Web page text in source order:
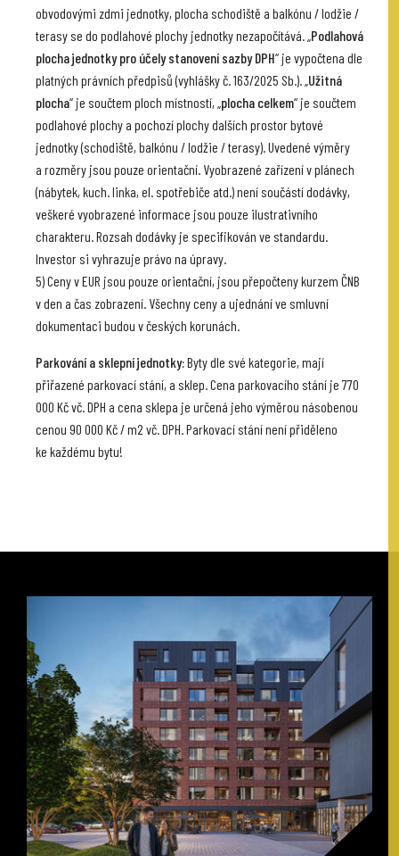
obvodovými zdmi jednotky, plocha schodiště a balkónu / lodžie /
terasy se do podlahové plochy jednotky nezapočítává. „Podlahová
plocha jednotky pro účely stanovení sazby DPH“ je vypočtena dle
platných právních předpisů (vyhlášky č. 163/2025 Sb.). „Užitná
plocha“ je součtem ploch místností, „plocha celkem“ je součtem
podlahové plochy a pochozí plochy dalších prostor bytové
jednotky (schodiště, balkónu / lodžie / terasy). Uvedené výměry
a rozměry jsou pouze orientační. Vyobrazené zařízení v plánech
(nábytek, kuch. linka, el. spotřebiče atd.) není součástí dodávky,
veškeré vyobrazené informace jsou pouze ilustrativního
charakteru. Rozsah dodávky je specifikován ve standardu.
Investor si vyhrazuje právo na úpravy.
5) Ceny v EUR jsou pouze orientační, jsou přepočteny kurzem ČNB
v den a čas zobrazení. Všechny ceny a ujednání ve smluvní
dokumentaci budou v českých korunách.
Parkování a sklepní jednotky:Byty dle své kategorie, mají
přiřazené parkovací stání, a sklep. Cena parkovacího stání je 770
000 Kč vč. DPH a cena sklepa je určená jeho výměrou násobenou
cenou 90 000 Kč / m2 vč. DPH. Parkovací stání není přiděleno
ke každému bytu!